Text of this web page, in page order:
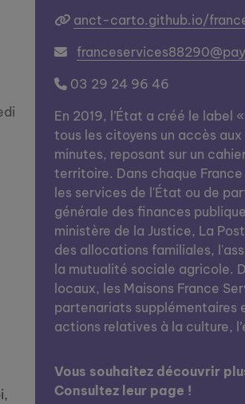
anct-carto.github.io/
03 29 24 96 46
En 2019, l’État a créé le label
tous les citoyens un accès
minutes, reposant sur un
territoire. Dans chaque
les services de l'État ou de
générale des finances
ministère de la Justice, La
des allocations familiales,
la mutualité sociale agricole.
locaux, les Maisons France
partenariats supplémentaires
actions relatives à la culture,
Vous souhaitez découvrir
Consultez leur page !